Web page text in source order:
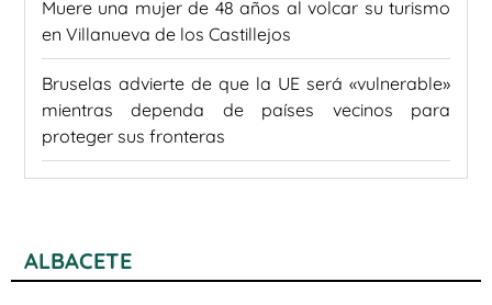
Muere una mujer de 48 años al volcar su turismo
en Villanueva de los Castillejos
Bruselas advierte de que la UE será «vulnerable»
mientras dependa de países vecinos para
proteger sus fronteras
ALBACETE